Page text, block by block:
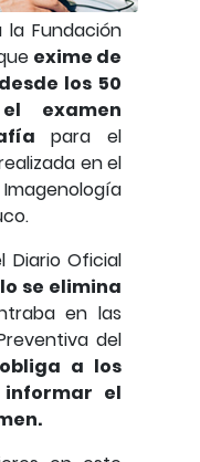
la Fundación
exime de
los 50
examen
para el
en el
Diario Oficial
se elimina
en las
del
a los
el